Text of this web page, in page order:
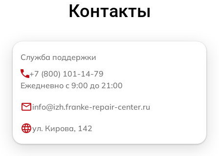
Контакты
Служба поддержки
+7 (800) 101-14-79
Ежедневно с 9:00 до 21:00
info@izh.franke-repair-center.ru
ул. Кирова, 142